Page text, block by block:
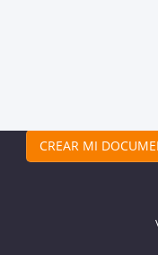
CREAR MI